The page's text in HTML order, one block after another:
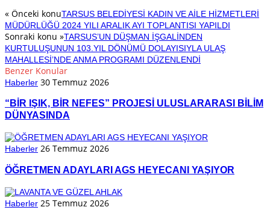
« Önceki konuTARSUS BELEDİYESİ KADIN VE AİLE HİZMETLERİ
MÜDÜRLÜĞÜ 2024 YILI ARALIK AYI TOPLANTISI YAPILDI
Sonraki konu »TARSUS’UN DÜŞMAN İŞGALİNDEN
KURTULUŞUNUN 103.YIL DÖNÜMÜ DOLAYISIYLA ULAŞ
MAHALLESİ’NDE ANMA PROGRAMI DÜZENLENDİ
Benzer Konular
Haberler 30 Temmuz 2026
“BİR IŞIK, BİR NEFES” PROJESİ ULUSLARARASI BİLİM
DÜNYASINDA
Haberler 26 Temmuz 2026
ÖĞRETMEN ADAYLARI AGS HEYECANI YAŞIYOR
Haberler 25 Temmuz 2026